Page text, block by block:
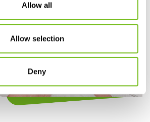
Allow all
Allow selection
Deny